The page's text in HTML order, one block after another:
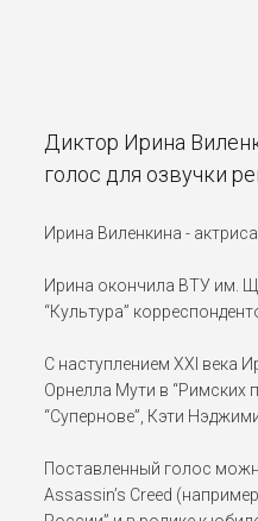
Диктор Ирина
голос для озвучки
Ирина Виленкина -
Ирина окончила ВТУ им.
“Культура”
С наступлением XXI века
Орнелла Мути в “Римских
“Супернове”, Кэти
Поставленный голос
Assassin’s Creed